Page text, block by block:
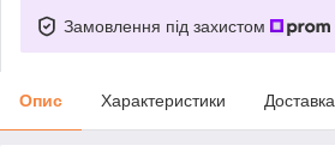
Замовлення під захистом
Опис Характеристики Доставка